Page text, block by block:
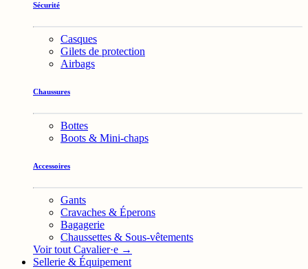
Sécurité
Casques
Gilets de protection
Airbags
Chaussures
Bottes
Boots & Mini-chaps
Accessoires
Gants
Cravaches & Éperons
Bagagerie
Chaussettes & Sous-vêtements
Voir tout Cavalier·e →
Sellerie & Équipement